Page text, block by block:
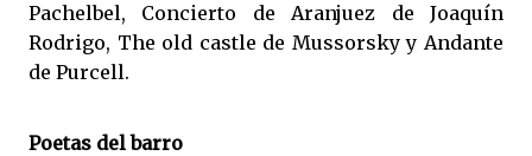
Pachelbel, Concierto de Aranjuez de Joaquín
Rodrigo, The old castle de Mussorsky y Andante
de Purcell.
Poetas del barro